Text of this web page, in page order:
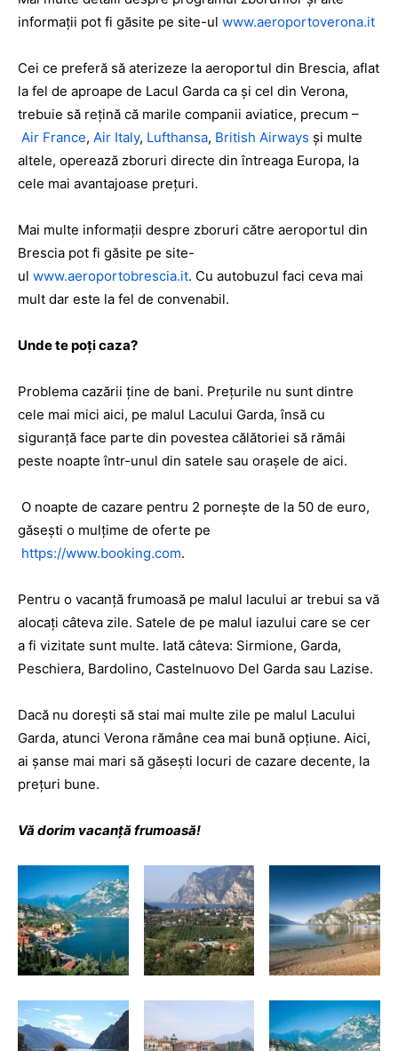
informaţii pot fi găsite pe site-ul www.aeroportoverona.it
Cei ce preferă să aterizeze la aeroportul din Brescia, aflat
la fel de aproape de Lacul Garda ca şi cel din Verona,
trebuie să reţină că marile companii aviatice, precum –
Air France, Air Italy, Lufthansa, British Airways şi multe
altele, operează zboruri directe din întreaga Europa, la
cele mai avantajoase preţuri.
Mai multe informaţii despre zboruri către aeroportul din
Brescia pot fi găsite pe site-
ul www.aeroportobrescia.it. Cu autobuzul faci ceva mai
mult dar este la fel de convenabil.
Unde te poți caza?
Problema cazării ține de bani. Prețurile nu sunt dintre
cele mai mici aici, pe malul Lacului Garda, însă cu
siguranță face parte din povestea călătoriei să rămâi
peste noapte într-unul din satele sau orașele de aici.
O noapte de cazare pentru 2 pornește de la 50 de euro,
găsești o mulțime de oferte pe
https://www.booking.com.
Pentru o vacanță frumoasă pe malul lacului ar trebui sa vă
alocați câteva zile. Satele de pe malul iazului care se cer
a fi vizitate sunt multe. Iată câteva: Sirmione, Garda,
Peschiera, Bardolino, Castelnuovo Del Garda sau Lazise.
Dacă nu dorești să stai mai multe zile pe malul Lacului
Garda, atunci Verona rămâne cea mai bună opțiune. Aici,
ai șanse mai mari să găsești locuri de cazare decente, la
prețuri bune.
Vă dorim vacanță frumoasă!